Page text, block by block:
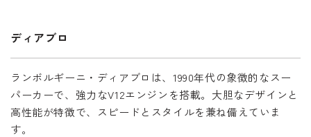
ディアブロ
ランボルギーニ・ディアブロは、1990年代の象徴的なスー
パーカーで、強力なV12エンジンを搭載。大胆なデザインと
高性能が特徴で、スピードとスタイルを兼ね備えていま
す。